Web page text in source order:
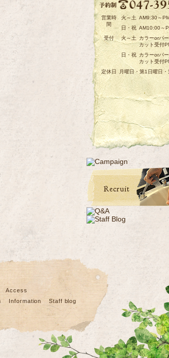
営業時
間
火～土 AM9:30～
日・祝 AM10:00～
受付
火～土
カラーorパ
カット受付
日・祝 カラーorパ
カット受付
定休日
月曜日・第1日曜日
Access
Information Staff blog